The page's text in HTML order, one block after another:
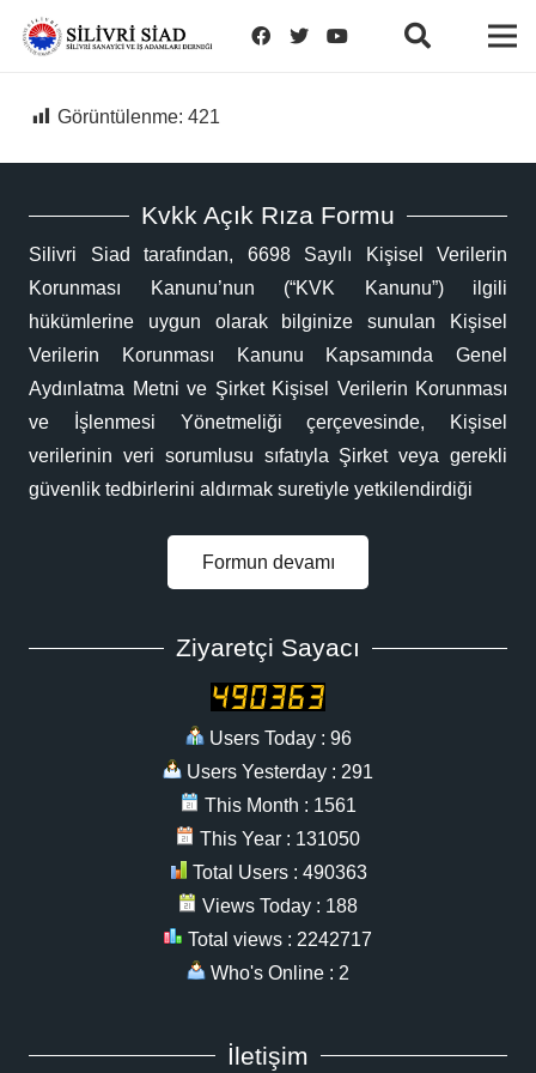
Görüntülenme: 421
Kvkk Açık Rıza Formu
Silivri Siad tarafından, 6698 Sayılı Kişisel Verilerin
Korunması Kanunu’nun (“KVK Kanunu”) ilgili
hükümlerine uygun olarak bilginize sunulan Kişisel
Verilerin Korunması Kanunu Kapsamında Genel
Aydınlatma Metni ve Şirket Kişisel Verilerin Korunması
ve İşlenmesi Yönetmeliği çerçevesinde, Kişisel
verilerinin veri sorumlusu sıfatıyla Şirket veya gerekli
güvenlik tedbirlerini aldırmak suretiyle yetkilendirdiği
Formun devamı
Ziyaretçi Sayacı
Users Today : 96
Users Yesterday : 291
This Month : 1561
This Year : 131050
Total Users : 490363
Views Today : 188
Total views : 2242717
Who's Online : 2
İletişim